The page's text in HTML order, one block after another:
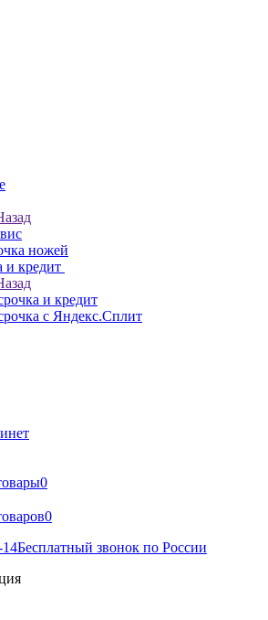
ножей
и кредит
и кредит
с Яндекс.Сплит
0
0
14Бесплатный звонок по России